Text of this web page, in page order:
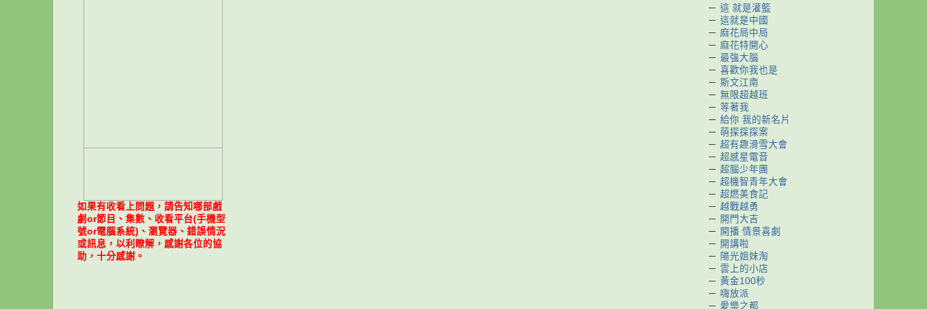
如果有收看上問題，請告知哪部戲
劇or節目、集數、收看平台(手機型
號or電腦系統)、瀏覽器、錯誤情況
或訊息，以利瞭解，感謝各位的協
助，十分感謝。
－ 這 就是灌籃
－ 這就是中國
－ 麻花局中局
－ 麻花特開心
－ 最強大腦
－ 喜歡你我也是
－ 斯文江南
－ 無限超越班
－ 等著我
－ 給你 我的新名片
－ 萌探探探案
－ 超有趣滑雪大會
－ 超感星電音
－ 超腦少年團
－ 超機智青年大會
－ 超燃美食記
－ 越戰越勇
－ 開門大吉
－ 開播 情景喜劇
－ 開講啦
－ 陽光姐妹淘
－ 雲上的小店
－ 黃金100秒
－ 嗨放派
－ 愛樂之都